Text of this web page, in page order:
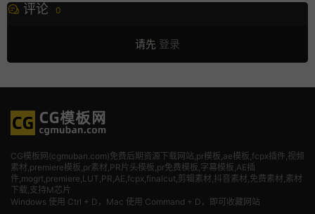
评论 0
请先 登录
CG模板网(cgmuban.com)免费后期资源下载网站,pr模板,ae模板,fcpx插件,视频
素材 ,premiere模板,pr素材,PR片头模板,pr免费模板,字幕模板,AE插
件,mogrt,premiere,LUT,PR,AE,fcpx,finalcut,剪辑素材,抖音素材,免费素材,素材
下载,支持M芯片
Windows 使用 Ctrl + D，Mac 使用 Command + D，即可收藏网站